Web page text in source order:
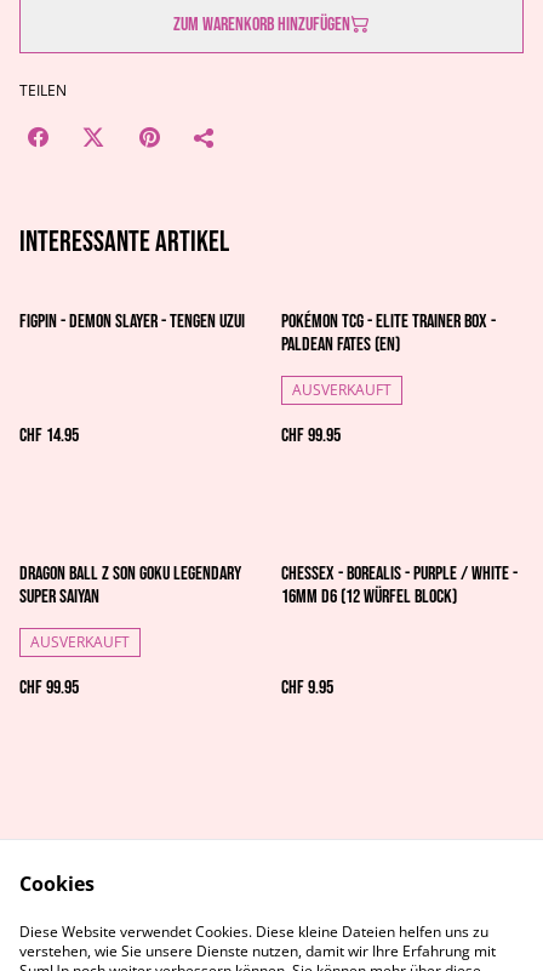
Zum Warenkorb hinzufügen
TEILEN
Interessante artikel
FiGPiN - Demon Slayer - Tengen Uzui
CHF 14.95
Pokémon TCG - Elite Trainer Box -
Paldean Fates (EN)
AUSVERKAUFT
CHF 99.95
Dragon Ball Z Son Goku Legendary
Super Saiyan
AUSVERKAUFT
CHF 99.95
Chessex - Borealis - Purple / white -
16mm d6 (12 Würfel Block)
CHF 9.95
Datenschutz
Cookie-Richtlinie
Kontaktiere uns
Cookies
Diese Website verwendet Cookies. Diese kleine Dateien helfen uns zu
verstehen, wie Sie unsere Dienste nutzen, damit wir Ihre Erfahrung mit